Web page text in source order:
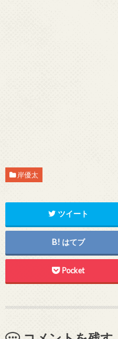
岸優太
ツイート
はてブ
Pocket